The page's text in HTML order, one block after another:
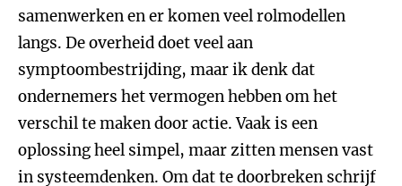
samenwerken en er komen veel rolmodellen
langs. De overheid doet veel aan
symptoombestrijding, maar ik denk dat
ondernemers het vermogen hebben om het
verschil te maken door actie. Vaak is een
oplossing heel simpel, maar zitten mensen vast
in systeemdenken. Om dat te doorbreken schrijf